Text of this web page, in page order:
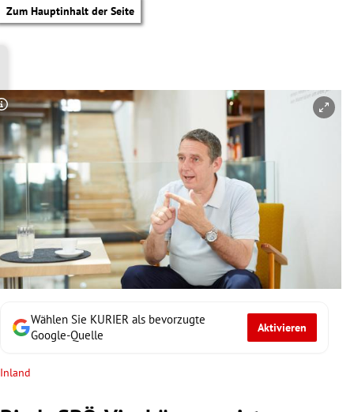
Zum Hauptinhalt der Seite
Untermenü
Untermenü
Untermenü
Wählen Sie KURIER als bevorzugte
Google-Quelle
Aktivieren
Inland
Copyright-Hinweis öffnen/schließen